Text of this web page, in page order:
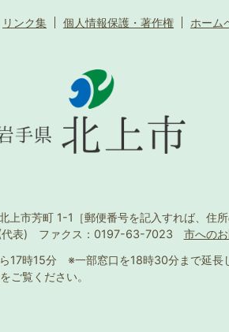
リンク集 個人情報保護・著作権 ホーム
市芳町 1-1 ［郵便番号を記入すれば、住
代表) ファクス：0197-63-7023 市への
17時15分 ※一部窓口を18時30分まで延長
をご覧ください。